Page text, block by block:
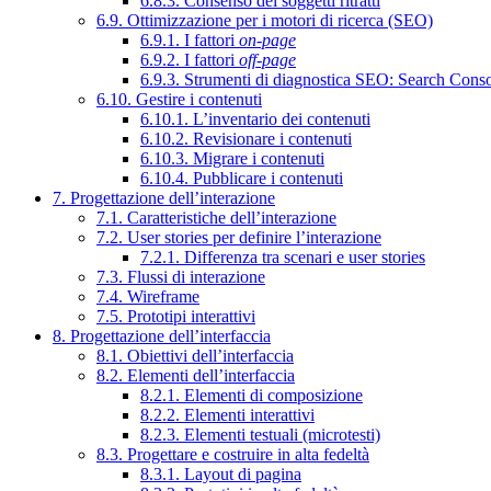
6.9. Ottimizzazione per i motori di ricerca (SEO)
6.9.1. I fattori on-page
6.9.2. I fattori off-page
6.9.3. Strumenti di diagnostica SEO: Search
6.10. Gestire i contenuti
6.10.1. L’inventario dei contenuti
6.10.2. Revisionare i contenuti
6.10.3. Migrare i contenuti
6.10.4. Pubblicare i contenuti
7. Progettazione dell’interazione
7.1. Caratteristiche dell’interazione
7.2. User stories per definire l’interazione
7.2.1. Differenza tra scenari e user stories
7.3. Flussi di interazione
7.4. Wireframe
7.5. Prototipi interattivi
8. Progettazione dell’interfaccia
8.1. Obiettivi dell’interfaccia
8.2. Elementi dell’interfaccia
8.2.1. Elementi di composizione
8.2.2. Elementi interattivi
8.2.3. Elementi testuali (microtesti)
8.3. Progettare e costruire in alta fedeltà
8.3.1. Layout di pagina